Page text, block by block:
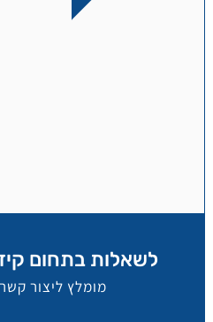
לשאלות בתחום
מומלץ ליצור